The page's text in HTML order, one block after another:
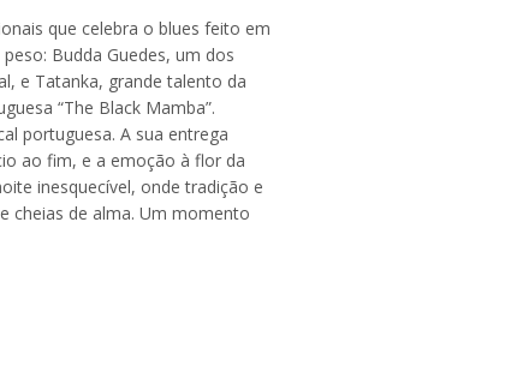
que celebra o blues feito em
Budda Guedes, um dos
e Tatanka, grande talento da
“The Black Mamba”.
portuguesa. A sua entrega
ao fim, e a emoção à flor da
inesquecível, onde tradição e
cheias de alma. Um momento